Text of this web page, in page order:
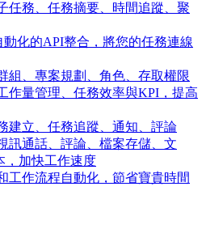
任務、任務摘要、時間追蹤、聚
化的API整合，將您的任務連線
組、專案規劃、角色、存取權限
作量管理、任務效率與KPI，提高
建立、任務追蹤、通知、評論
訊通話、評論、檔案存儲、文
，加快工作速度
工作流程自動化，節省寶貴時間